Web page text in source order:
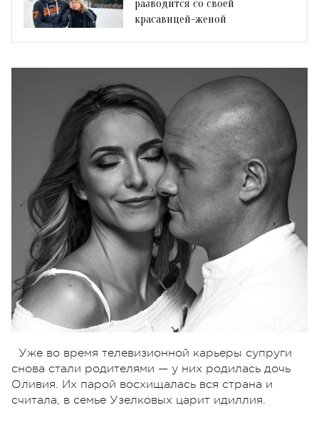
разводится со своей
красавицей-женой
Уже во время телевизионной карьеры супруги
снова стали родителями — у них родилась дочь
Оливия. Их парой восхищалась вся страна и
считала, в семье Узелковых царит идиллия.